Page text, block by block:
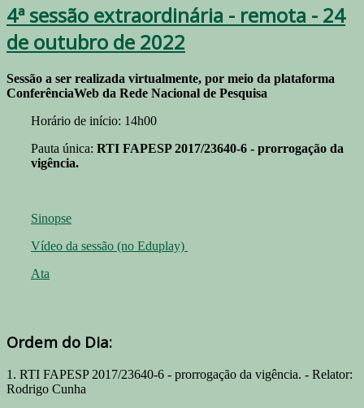
4ª sessão extraordinária - remota - 24
de outubro de 2022
Sessão a ser realizada virtualmente, por meio da plataforma
ConferênciaWeb da Rede Nacional de Pesquisa
Horário de início: 14h00
Pauta única: RTI FAPESP 2017/23640-6 - prorrogação da
vigência.
Sinopse
Vídeo da sessão (no Eduplay)
Ata
Ordem do Dia:
1. RTI FAPESP 2017/23640-6 - prorrogação da vigência. - Relator:
Rodrigo Cunha